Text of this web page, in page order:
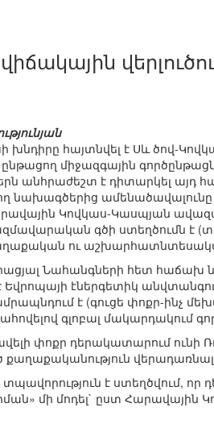
խնդիրը հայտնվել է Սև ծով-
ընթացող միջազգային
անհրաժեշտ է դիտարկել այդ
նախագծերից ամենածավալունը
Կովկաս-Կասպյան
գծի ստեղծումն է
ու
Նահանգների հետ հաճախ
Եվրոպայի էներգետիկ
է (գուցե փոքր-ինչ
գլոբալ մակարդակում
փոքր դերակատարում ունի
է ստեղծվում,
մի մոդել` ըստ